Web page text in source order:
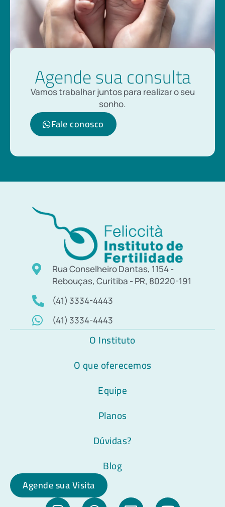
Agende sua consulta
Vamos trabalhar juntos para realizar o seu
sonho.
Fale conosco
Rua Conselheiro Dantas, 1154 -
Rebouças, Curitiba - PR, 80220-191
(41) 3334-4443
(41) 3334-4443
O Instituto
O que oferecemos
Equipe
Planos
Dúvidas?
Blog
Agende sua Visita